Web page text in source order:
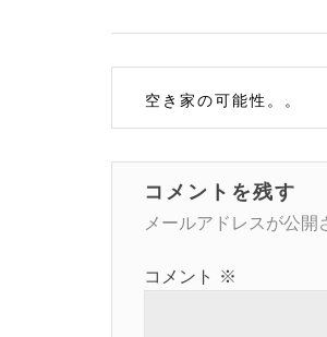
稿
ナ
空き家の可能性。。
コメントを残す
メールアドレスが公開
コメント ※